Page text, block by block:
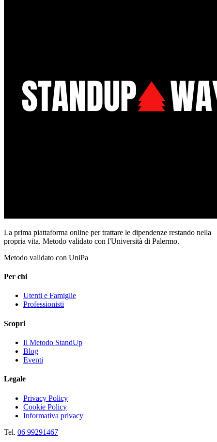
La prima piattaforma online per trattare le dipendenze restando nella
propria vita. Metodo validato con l'Università di Palermo.
Metodo validato con UniPa
Per chi
Utenti e Famiglie
Professionisti
Scopri
Il Metodo StandUp
Blog
Eventi
Legale
Privacy Policy
Cookie Policy
Informativa privacy
Tel. 06 99291467